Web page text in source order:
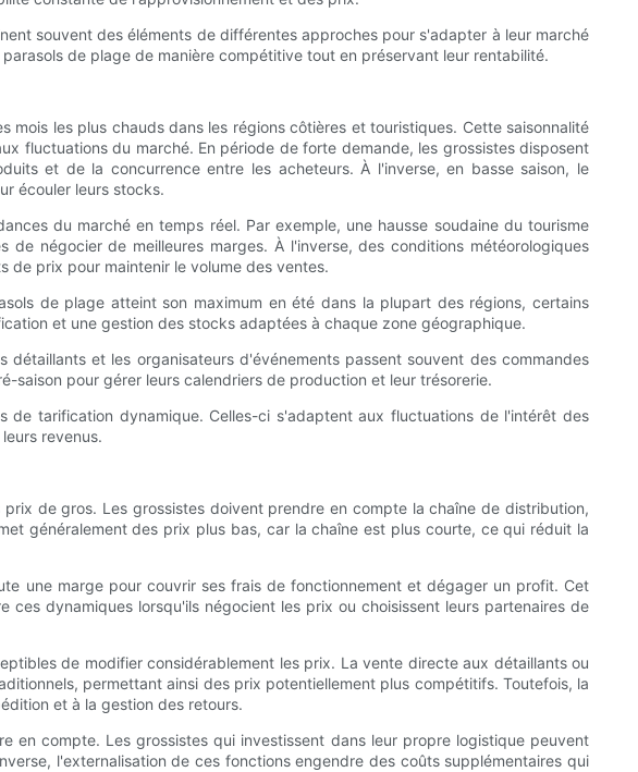
souvent des éléments de différentes approches pour s'adapter à leur marché
de plage de manière compétitive tout en préservant leur rentabilité.
les plus chauds dans les régions côtières et touristiques. Cette saisonnalité
fluctuations du marché. En période de forte demande, les grossistes disposent
et de la concurrence entre les acheteurs. À l'inverse, en basse saison, le
écouler leurs stocks.
du marché en temps réel. Par exemple, une hausse soudaine du tourisme
négocier de meilleures marges. À l'inverse, des conditions météorologiques
de prix pour maintenir le volume des ventes.
de plage atteint son maximum en été dans la plupart des régions, certains
et une gestion des stocks adaptées à chaque zone géographique.
et les organisateurs d'événements passent souvent des commandes
saison pour gérer leurs calendriers de production et leur trésorerie.
tarification dynamique. Celles-ci s'adaptent aux fluctuations de l'intérêt des
revenus.
de gros. Les grossistes doivent prendre en compte la chaîne de distribution,
généralement des prix plus bas, car la chaîne est plus courte, ce qui réduit la
une marge pour couvrir ses frais de fonctionnement et dégager un profit. Cet
dynamiques lorsqu'ils négocient les prix ou choisissent leurs partenaires de
de modifier considérablement les prix. La vente directe aux détaillants ou
permettant ainsi des prix potentiellement plus compétitifs. Toutefois, la
et à la gestion des retours.
en compte. Les grossistes qui investissent dans leur propre logistique peuvent
l'externalisation de ces fonctions engendre des coûts supplémentaires qui